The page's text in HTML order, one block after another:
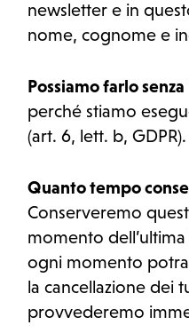
newsletter e in
nome, cognome e
Possiamo farlo
perché stiamo
(art. 6, lett. b, GDPR).
Quanto tempo
Conserveremo
momento
ogni momento
la cancellazione dei
provvederemo